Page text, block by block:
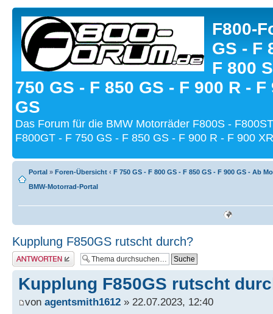
F800-
GS - F
F 800
750 GS - F 850 GS - F 900 R - F
GS
Das Forum für die BMW Motorräder F800S -
F800GT - F 750 GS - F 850 GS - F 900 R - F 900
Portal » Foren-Übersicht ‹ F 750 GS - F 800 GS - F 850 GS - F 900 GS - Ab
BMW-Motorrad-Portal
Kupplung F850GS rutscht durch?
Antwort schreiben
Kupplung F850GS rutscht
von agentsmith1612 » 22.07.2023, 12:40